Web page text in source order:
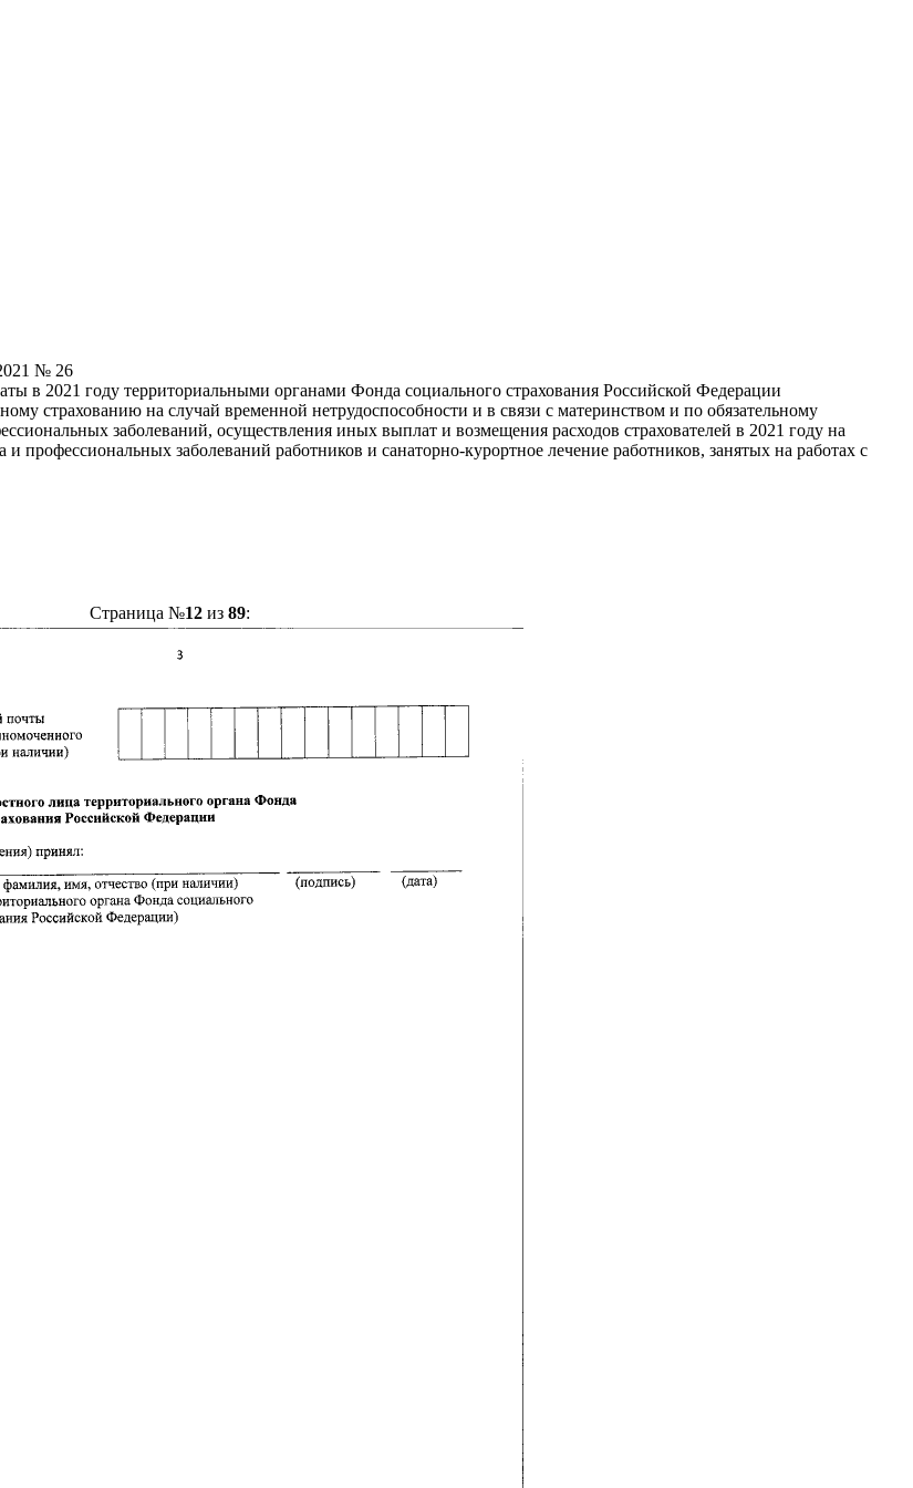
№ 26
в 2021 году территориальными органами Фонда социального страхования Российской Федерации
страхованию на случай временной нетрудоспособности и в связи с материнством и по обязательному
заболеваний, осуществления иных выплат и возмещения расходов страхователей в 2021 году на
заболеваний работников и санаторно-курортное лечение работников, занятых на работах с
Страница №12из 89: